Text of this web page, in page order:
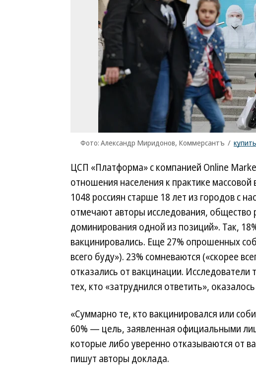
Фото: Александр Миридонов, Коммерсантъ /
ЦСП «Платформа» с компанией Online
отношения населения к практике
1048 россиян старше 18 лет из городов с
отмечают авторы исследования, общество
доминирования одной из позиций». Так,
вакцинировались. Еще 27% опрошенных
всего буду»). 23% сомневаются («скорее
отказались от вакцинации.
тех, кто «затруднился ответить»,
«Суммарно те, кто вакцинировался или
60% — цель, заявленная официальными
которые либо уверенно отказываются от
пишут авторы доклада.